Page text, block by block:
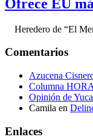
Ofrece EU
Heredero de “El
Comentarios
Azucena
Columna
Opinión de
Camila en
Enlaces